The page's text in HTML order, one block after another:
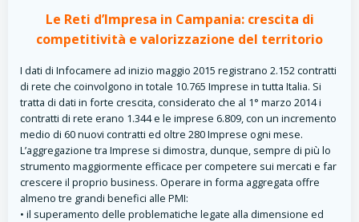
Le Reti d’Impresa in Campania: crescita di
competitività e valorizzazione del territorio
I dati di Infocamere ad inizio maggio 2015 registrano 2.152 contratti
di rete che coinvolgono in totale 10.765 Imprese in tutta Italia. Si
tratta di dati in forte crescita, considerato che al 1° marzo 2014 i
contratti di rete erano 1.344 e le imprese 6.809, con un incremento
medio di 60 nuovi contratti ed oltre 280 Imprese ogni mese.
L’aggregazione tra Imprese si dimostra, dunque, sempre di più lo
strumento maggiormente efficace per competere sui mercati e far
crescere il proprio business. Operare in forma aggregata offre
almeno tre grandi benefici alle PMI:
• il superamento delle problematiche legate alla dimensione ed